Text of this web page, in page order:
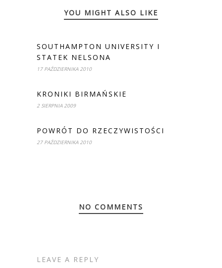
YOU MIGHT ALSO LIKE
SOUTHAMPTON UNIVERSITY I
STATEK NELSONA
17 PAŹDZIERNIKA 2010
KRONIKI BIRMAŃSKIE
2 SIERPNIA 2009
POWRÓT DO RZECZYWISTOŚCI
27 PAŹDZIERNIKA 2010
NO COMMENTS
LEAVE A REPLY